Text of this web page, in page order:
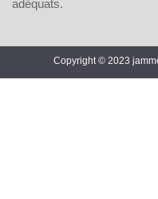
adéquats.
Copyright © 2023